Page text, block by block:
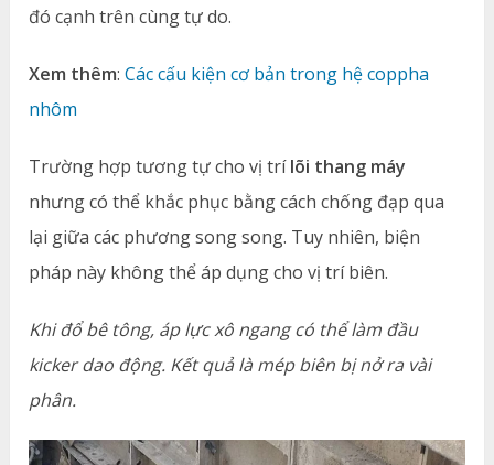
đó cạnh trên cùng tự do.
Xem thêm:Các cấu kiện cơ bản trong hệ coppha
nhôm
Trường hợp tương tự cho vị trílõi thang máy
nhưng có thể khắc phục bằng cách chống đạp qua
lại giữa các phương song song. Tuy nhiên, biện
pháp này không thể áp dụng cho vị trí biên.
Khi đổ bê tông, áp lực xô ngang có thể làm đầu
kicker dao động. Kết quả là mép biên bị nở ra vài
phân.